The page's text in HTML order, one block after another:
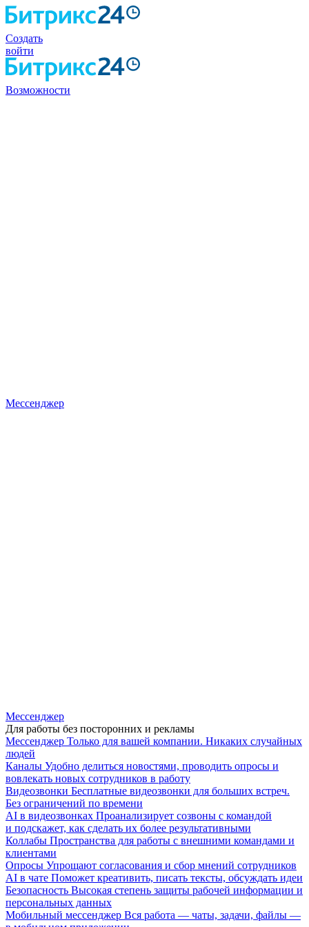
Создать
войти
Возможности
Мессенджер
Мессенджер
Для работы без посторонних и рекламы
Мессенджер Только для вашей компании. Никаких случайных
людей
Каналы Удобно делиться новостями, проводить опросы и
вовлекать новых сотрудников в работу
Видеозвонки Бесплатные видеозвонки для больших встреч.
Без ограничений по времени
AI в видеозвонках Проанализирует созвоны с командой
и подскажет, как сделать их более результативными
Коллабы Пространства для работы с внешними командами и
клиентами
Опросы Упрощают согласования и сбор мнений сотрудников
AI в чате Поможет креативить, писать тексты, обсуждать идеи
Безопасность Высокая степень защиты рабочей информации и
персональных данных
Мобильный мессенджер Вся работа — чаты, задачи, файлы —